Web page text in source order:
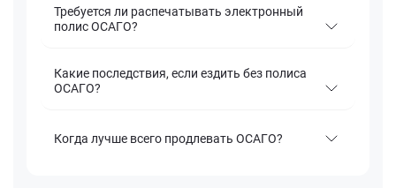
Требуется ли распечатывать электронный
полис ОСАГО?
Какие последствия, если ездить без полиса
ОСАГО?
Когда лучше всего продлевать ОСАГО?